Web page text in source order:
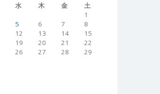
水 木 金
土
1
5 6 7
8
12 13 14
15
19 20 21
22
26 27 28
29